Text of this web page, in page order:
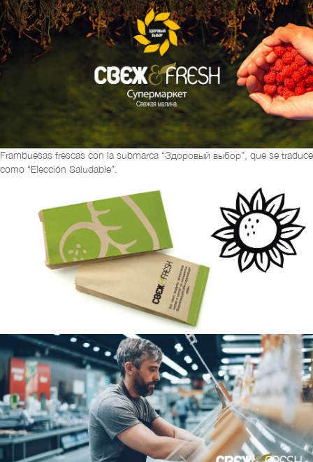
Frambuesas frescas con la submarca “Здоровый выбор”, que se traduce
como “Elección Saludable”.